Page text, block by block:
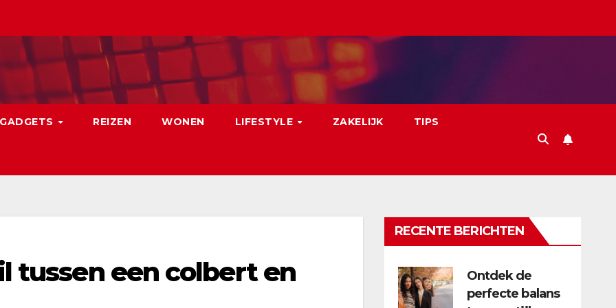
GADGETS REIZEN WONEN LIFESTYLE ZAKELIJK TIPS
tussen een colbert en
RECENTE BERICHTEN
Ontdek de
perfecte balans